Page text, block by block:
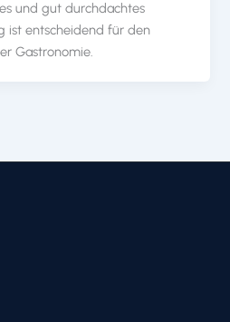
und gut durchdachtes
ist entscheidend für den
Gastronomie.